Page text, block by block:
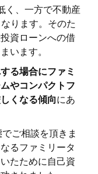
く、一方で不動産
ります。そのた
資ローンへの借
います。
る場合にファミ
やコンパクトフ
くなる傾向にあ
ご相談を頂きま
るファミリータ
たために自己資